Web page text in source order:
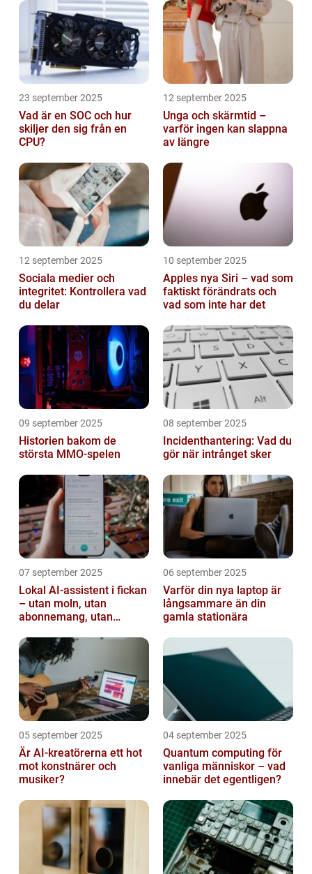
23 september 2025
Vad är en SOC och hur
skiljer den sig från en
CPU?
12 september 2025
Unga och skärmtid –
varför ingen kan slappna
av längre
12 september 2025
Sociala medier och
integritet: Kontrollera vad
du delar
10 september 2025
Apples nya Siri – vad som
faktiskt förändrats och
vad som inte har det
09 september 2025
Historien bakom de
största MMO-spelen
08 september 2025
Incidenthantering: Vad du
gör när intrånget sker
07 september 2025
Lokal AI-assistent i fickan
– utan moln, utan
abonnemang, utan
06 september 2025
Varför din nya laptop är
långsammare än din
gamla stationära
05 september 2025
Är AI-kreatörerna ett hot
mot konstnärer och
musiker?
04 september 2025
Quantum computing för
vanliga människor – vad
innebär det egentligen?